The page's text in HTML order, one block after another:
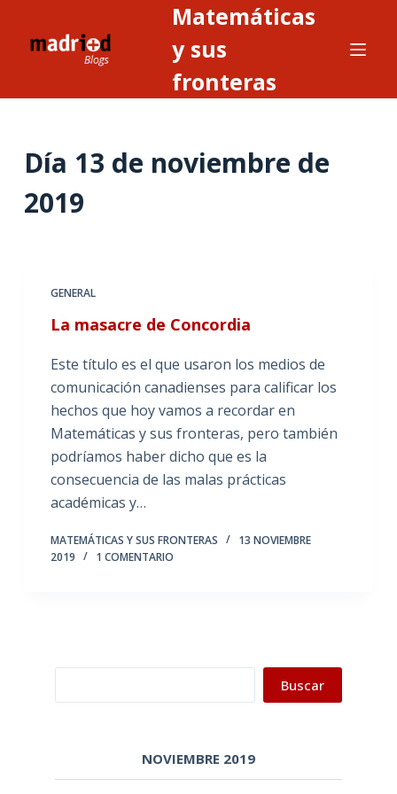
Matemáticas
y sus
fronteras
Día 13 de noviembre de
2019
GENERAL
La masacre de Concordia
Este título es el que usaron los medios de
comunicación canadienses para calificar los
hechos que hoy vamos a recordar en
Matemáticas y sus fronteras, pero también
podríamos haber dicho que es la
consecuencia de las malas prácticas
académicas y…
MATEMÁTICAS Y SUS FRONTERAS
13 NOVIEMBRE
2019
1 COMENTARIO
Buscar
NOVIEMBRE 2019